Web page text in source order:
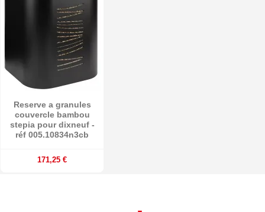
Reserve a granules
couvercle bambou
stepia pour dixneuf -
réf 005.10834n3cb
171,25 €